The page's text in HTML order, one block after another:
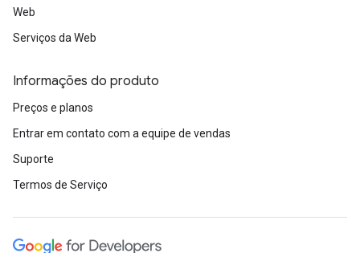
Web
Serviços da Web
Informações do produto
Preços e planos
Entrar em contato com a equipe de vendas
Suporte
Termos de Serviço